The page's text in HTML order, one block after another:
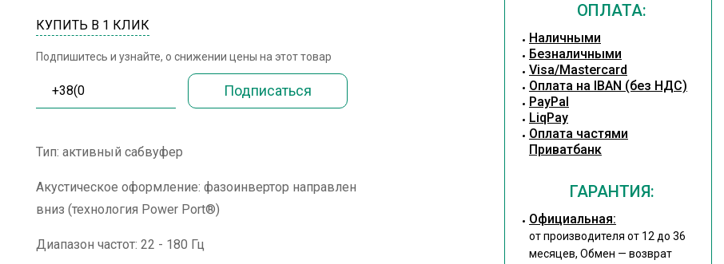
КУПИТЬ В 1 КЛИК
Подпишитесь и узнайте, о снижении цены на этот товар
Тип: активный сабвуфер
Акустическое оформление: фазоинвертор направлен
вниз (технология Power Port®)
Диапазон частот: 22 - 180 Гц
ОПЛАТА:
Наличными
Безналичными
Visa/Mastercard
Оплата на IBAN (без НДС)
PayPal
LiqPay
Оплата частями
Приватбанк
ГАРАНТИЯ:
Официальная:
от производителя от 12 до 36
месяцев, Обмен — возврат